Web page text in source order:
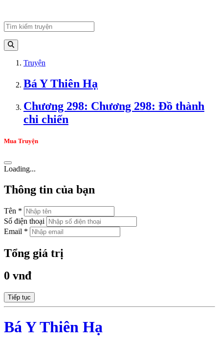
Truyện
Bá Y Thiên Hạ
Chương 298: Chương 298: Đồ thành
chi chiến
Mua Truyện
Loading...
Thông tin của bạn
Tên *
Số điện thoại
Email *
Tổng giá trị
0 vnđ
Tiếp tục
Bá Y Thiên Hạ